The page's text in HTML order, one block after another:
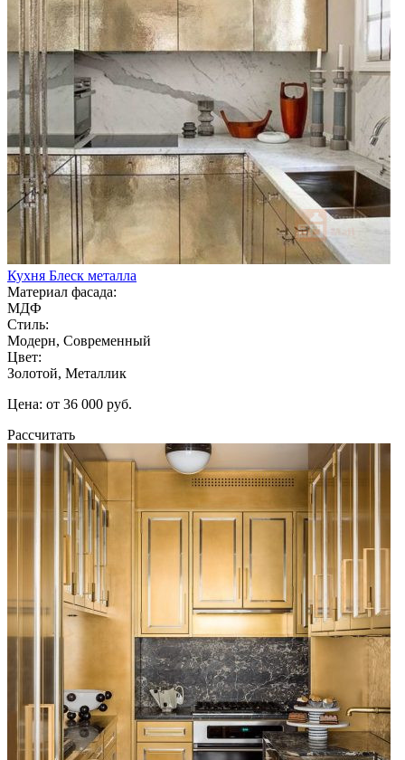
Кухня Блеск металла
Материал фасада:
МДФ
Стиль:
Модерн, Современный
Цвет:
Золотой, Металлик
Цена: от 36 000 руб.
Рассчитать